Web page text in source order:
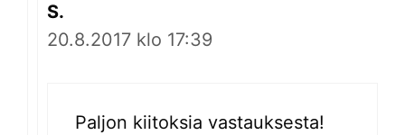
S.
20.8.2017 klo 17:39
Paljon kiitoksia vastauksesta!